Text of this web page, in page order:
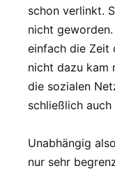
schon verlinkt.
nicht
einfach die Zeit
nicht dazu kam
die sozialen
schließlich
Unabhängig
nur sehr